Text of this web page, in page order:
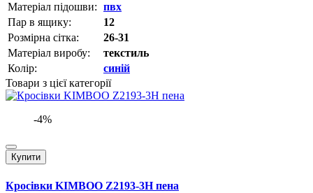
Матеріал підошви: пвх
Пар в ящику:
12
Розмірна сітка:
26-31
Матеріал виробу:
текстиль
Колір:
синій
Товари з цієї категорії
-4%
Купити
Кросівки KIMBOO Z2193-3H пена